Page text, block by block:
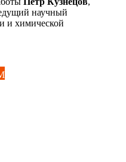
научный
и химической